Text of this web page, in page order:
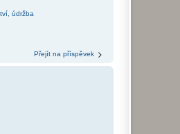
údržba
Přejít na příspěvek